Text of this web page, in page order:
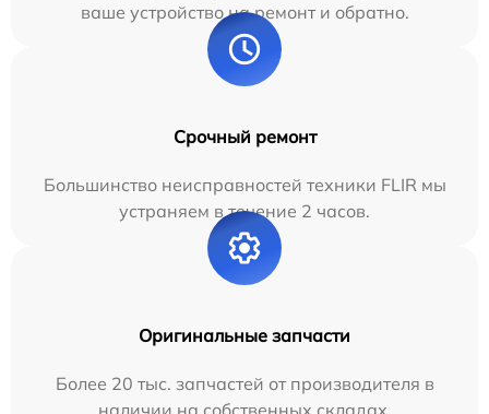
ваше устройство на ремонт и обратно.
Срочный ремонт
Большинство неисправностей техники FLIR мы
устраняем в течение 2 часов.
Оригинальные запчасти
Более 20 тыс. запчастей от производителя в